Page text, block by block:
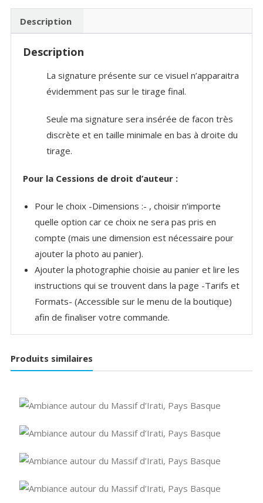
Description
Description
La signature présente sur ce visuel n’apparaitra
évidemment pas sur le tirage final.
Seule ma signature sera insérée de facon très
discrète et en taille minimale en bas à droite du
tirage.
Pour la Cessions de droit d’auteur :
Pour le choix -Dimensions :- , choisir n’importe
quelle option car ce choix ne sera pas pris en
compte (mais une dimension est nécessaire pour
ajouter la photo au panier).
Ajouter la photographie choisie au panier et lire les
instructions qui se trouvent dans la page -Tarifs et
Formats- (Accessible sur le menu de la boutique)
afin de finaliser votre commande.
Produits similaires